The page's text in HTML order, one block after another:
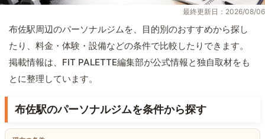
最終更新日：2026/08/06
布佐駅周辺のパーソナルジムを、目的別のおすすめから探し
たり、料金・体験・設備などの条件で比較したりできます。
掲載情報は、FIT PALETTE編集部が公式情報と独自取材をも
とに整理しています。
布佐駅のパーソナルジムを条件から探す